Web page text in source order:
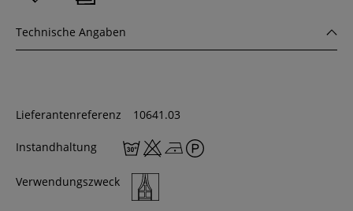
Technische Angaben
Lieferantenreferenz 10641.03
Instandhaltung
Verwendungszweck